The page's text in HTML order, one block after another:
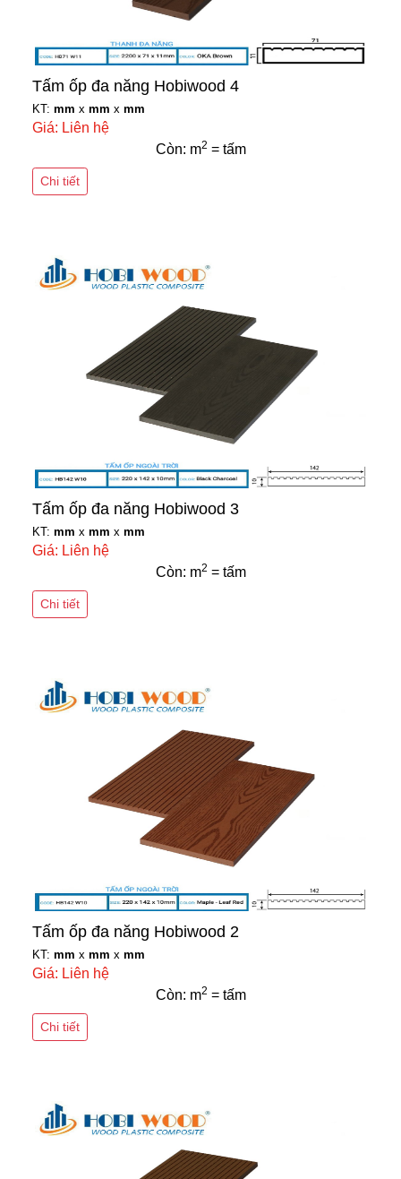
Tấm ốp đa năng Hobiwood 4
KT: mm x mm x mm
Giá: Liên hệ
Còn: m2 = tấm
Chi tiết
Tấm ốp đa năng Hobiwood 3
KT: mm x mm x mm
Giá: Liên hệ
Còn: m2 = tấm
Chi tiết
Tấm ốp đa năng Hobiwood 2
KT: mm x mm x mm
Giá: Liên hệ
Còn: m2 = tấm
Chi tiết